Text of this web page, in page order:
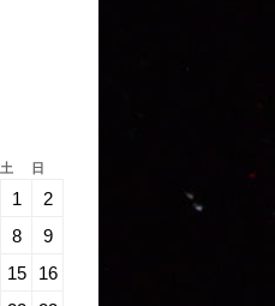
土 日
1
2
8
9
15
16